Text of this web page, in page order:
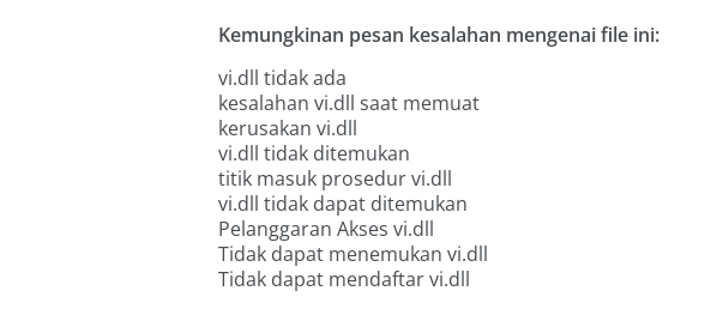
Kemungkinan pesan kesalahan mengenai file ini:
vi.dll tidak ada
kesalahan vi.dll saat memuat
kerusakan vi.dll
vi.dll tidak ditemukan
titik masuk prosedur vi.dll
vi.dll tidak dapat ditemukan
Pelanggaran Akses vi.dll
Tidak dapat menemukan vi.dll
Tidak dapat mendaftar vi.dll